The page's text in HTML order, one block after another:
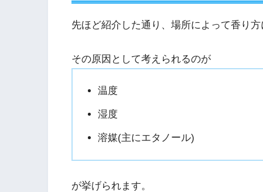
先ほど紹介した通り、場所によって香り
その原因として考えられるのが
温度
湿度
溶媒(主にエタノール)
が挙げられます。